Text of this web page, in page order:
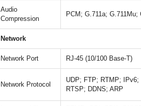
Audio
Compression
PCM; G.711a;
Network
Network Port RJ-45 (10/100 Base-T)
Network Protocol
UDP; FTP; RTMP;
RTSP; DDNS; ARP